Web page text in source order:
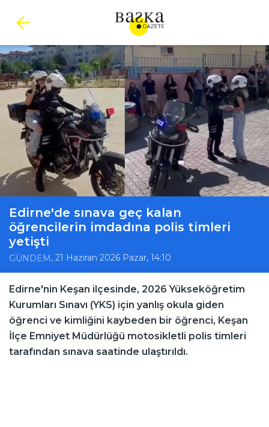
Edirne'de sınava geç kalan
öğrencilerin imdadına polis timleri
yetişti
GÜNDEM , 21 Haziran 2026 Pazar, 14:10
Edirne'nin Keşan ilçesinde, 2026 Yükseköğretim
Kurumları Sınavı (YKS) için yanlış okula giden
öğrenci ve kimliğini kaybeden bir öğrenci, Keşan
İlçe Emniyet Müdürlüğü motosikletli polis timleri
tarafından sınava saatinde ulaştırıldı.